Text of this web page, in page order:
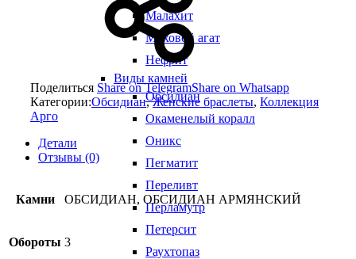
Малахит
Моховой агат
Нефрит
Виды камней
Обсидиан
Окаменелый коралл
Оникс
Пегматит
Переливт
Перламутр
Петерсит
Раухтопаз
Поделиться Share on TelegramShare on Whatsapp
Категории:Обсидиан,Женские браслеты, Коллекция
Арго
Детали
Отзывы (0)
Камни ОБСИДИАН, ОБСИДИАН АРМЯНСКИЙ
Обороты 3